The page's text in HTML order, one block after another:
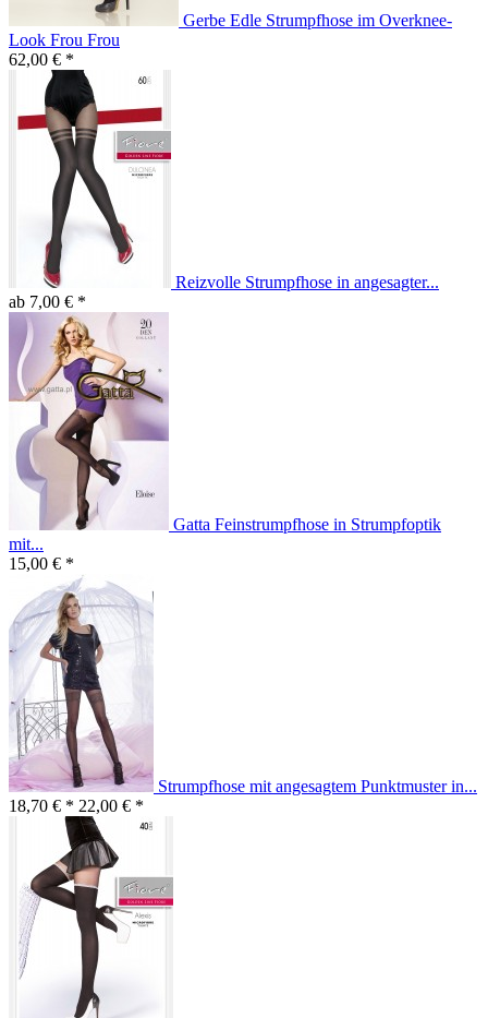
Gerbe Edle Strumpfhose im Overknee-
Look Frou Frou
62,00 € *
Reizvolle Strumpfhose in angesagter...
ab 7,00 € *
Gatta Feinstrumpfhose in Strumpfoptik
mit...
15,00 € *
Strumpfhose mit angesagtem Punktmuster in...
18,70 € * 22,00 € *